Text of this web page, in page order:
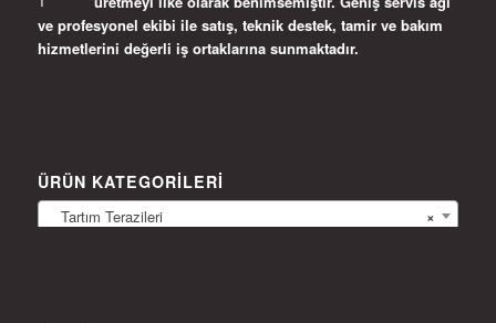
ve profesyonel ekibi ile satış, teknik destek, tamir ve bakım
hizmetlerini değerli iş ortaklarına sunmaktadır.
ÜRÜN KATEGORILERI
×
Tartım Terazileri